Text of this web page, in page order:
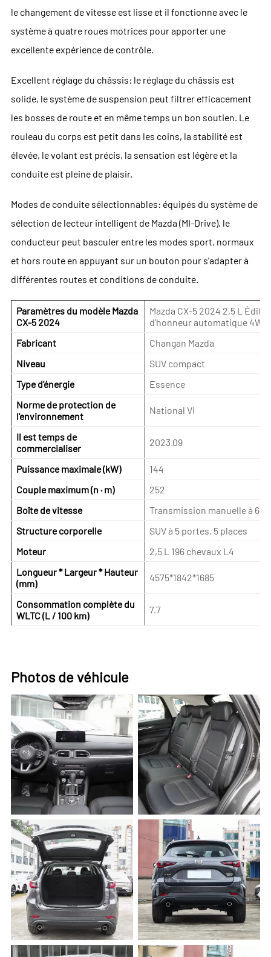
le changement de vitesse est lisse et il fonctionne avec le
système à quatre roues motrices pour apporter une
excellente expérience de contrôle.
Excellent réglage du châssis: le réglage du châssis est
solide, le système de suspension peut filtrer efficacement
les bosses de route et en même temps un bon soutien. Le
rouleau du corps est petit dans les coins, la stabilité est
élevée, le volant est précis, la sensation est légère et la
conduite est pleine de plaisir.
Modes de conduite sélectionnables: équipés du système de
sélection de lecteur intelligent de Mazda (MI-Drive), le
conducteur peut basculer entre les modes sport, normaux
et hors route en appuyant sur un bouton pour s'adapter à
différentes routes et conditions de conduite.
Paramètres du modèle Mazda
CX-5 2024
Mazda CX-5 2024 2,5 L
d'honneur automatique 4WD
Fabricant
Changan Mazda
Niveau
SUV compact
Type d'énergie
Essence
Norme de protection de
l'environnement
National VI
Il est temps de
commercialiser
2023.09
Puissance maximale (kW)
144
Couple maximum (n · m)
252
Boîte de vitesse
Transmission manuelle à 6
Structure corporelle
SUV à 5 portes, 5 places
Moteur
2,5 L 196 chevaux L4
Longueur * Largeur * Hauteur
(mm)
4575*1842*1685
Consommation complète du
WLTC (L / 100 km)
7.7
Photos de véhicule